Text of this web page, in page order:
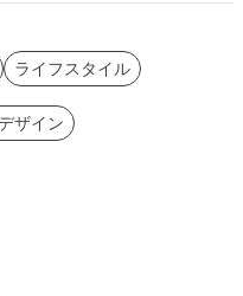
ライフスタイル
ザイン